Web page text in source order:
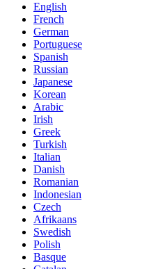
English
French
German
Portuguese
Spanish
Russian
Japanese
Korean
Arabic
Irish
Greek
Turkish
Italian
Danish
Romanian
Indonesian
Czech
Afrikaans
Swedish
Polish
Basque